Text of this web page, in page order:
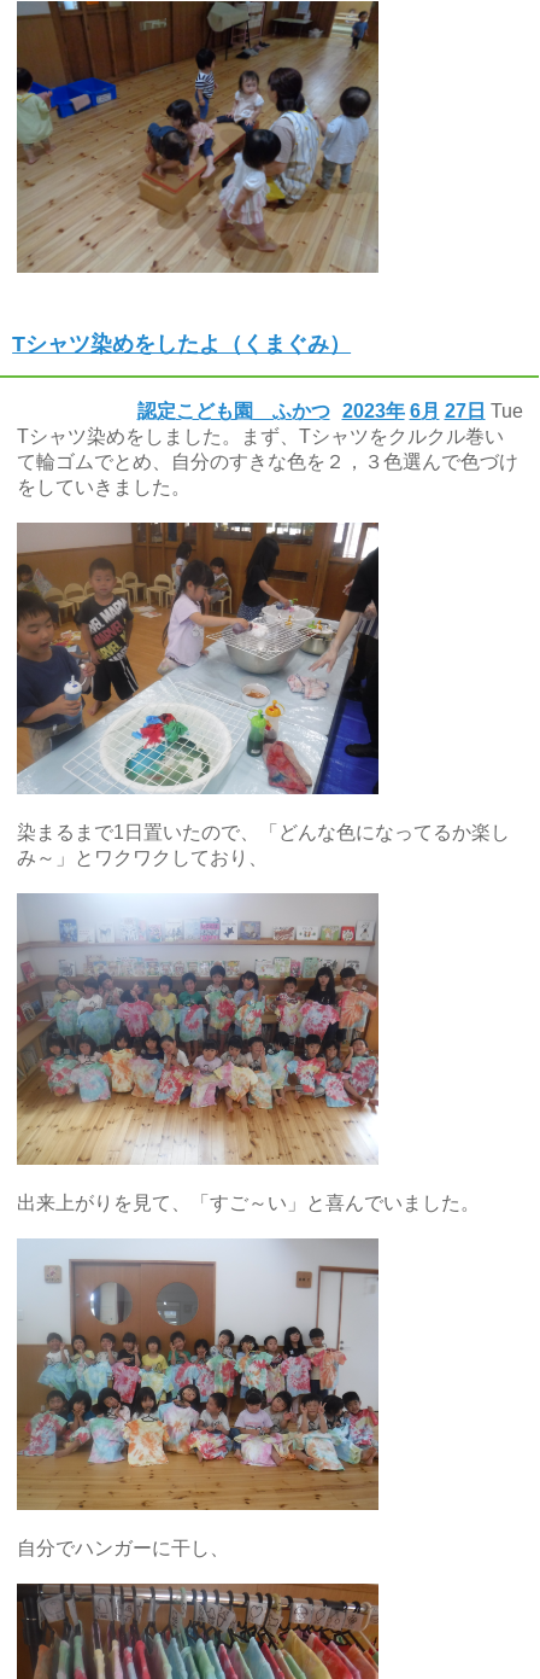
Tシャツ染めをしたよ（くまぐみ）
2023年 6月 27日 Tue
認定こども園 ふかつ
Tシャツ染めをしました。まず、Tシャツをクルクル巻い
て輪ゴムでとめ、自分のすきな色を２，３色選んで色づけ
をしていきました。
染まるまで1日置いたので、「どんな色になってるか楽し
み～」とワクワクしており、
出来上がりを見て、「すご～い」と喜んでいました。
自分でハンガーに干し、